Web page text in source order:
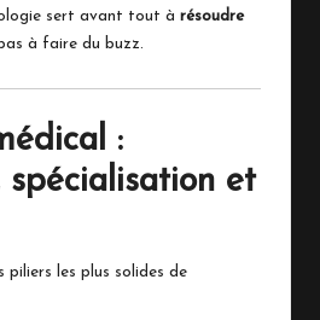
sert avant tout àrésoudre
pas à faire du buzz.
:
spécialisation et
piliers les plus solides de